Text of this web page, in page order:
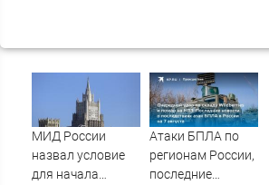
МИД России
назвал условие
для начала
Атаки БПЛА по
регионам России,
последние